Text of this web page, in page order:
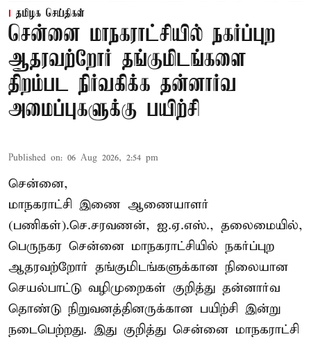
தமிழக செய்திகள்
சென்னை மாநகராட்சியில் நகர்ப்புற
ஆதரவற்றோர் தங்குமிடங்களை
திறம்பட நிர்வகிக்க தன்னார்வ
அமைப்புகளுக்கு பயிற்சி
Published on: 06 Aug 2026, 2:54 pm
சென்னை,
மாநகராட்சி இணை ஆணையாளர்
(பணிகள்).செ.சரவணன், ஐ.ஏ.எஸ்., தலைமையில்,
பெருநகர சென்னை மாநகராட்சியில் நகர்ப்புற
ஆதரவற்றோர் தங்குமிடங்களுக்கான நிலையான
செயல்பாட்டு வழிமுறைகள் குறித்து தன்னார்வ
தொண்டு நிறுவனத்தினருக்கான பயிற்சி இன்று
நடைபெற்றது. இது குறித்து சென்னை மாநகராட்சி